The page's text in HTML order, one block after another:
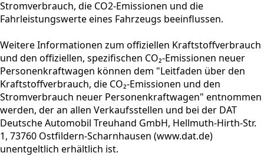
Stromverbrauch, die CO2-Emissionen und die
Fahrleistungswerte eines Fahrzeugs beeinflussen.
Weitere Informationen zum offiziellen Kraftstoffverbrauch
und den offiziellen, spezifischen CO₂-Emissionen neuer
Personenkraftwagen können dem "Leitfaden über den
Kraftstoffverbrauch, die CO₂-Emissionen und den
Stromverbrauch neuer Personenkraftwagen" entnommen
werden, der an allen Verkaufsstellen und bei der DAT
Deutsche Automobil Treuhand GmbH, Hellmuth-Hirth-Str.
1, 73760 Ostfildern-Scharnhausen (www.dat.de)
unentgeltlich erhältlich ist.